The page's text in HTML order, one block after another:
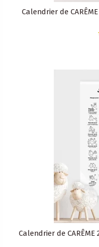
Calendrier de
Calendrier de